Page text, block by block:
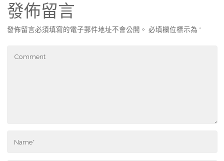
發佈留言
發佈留言必須填寫的電子郵件地址不會公開。 必填欄位標示為 *